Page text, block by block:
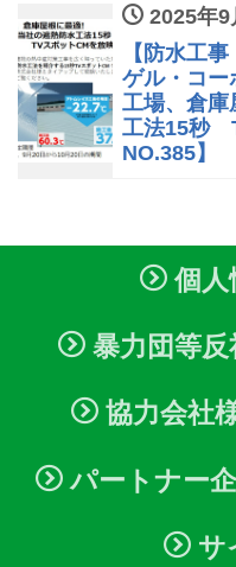
2025年9
【防水工
ゲル・コー
工場、倉
工法15秒
NO.385】
個人
暴力団等反
協力会社
パートナー
サ